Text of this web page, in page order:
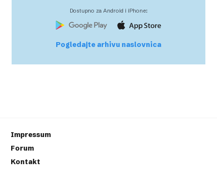
Dostupno za Android i iPhone:
Pogledajte arhivu naslovnica
Impressum
Forum
Kontakt